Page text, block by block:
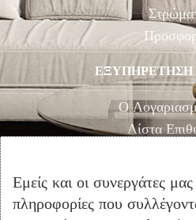
Ο
Λίστα
Καλάθι
Εμείς και οι συνεργάτες
πληροφορίες που